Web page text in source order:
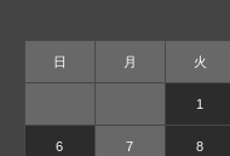
日 月 火
1
6 7 8